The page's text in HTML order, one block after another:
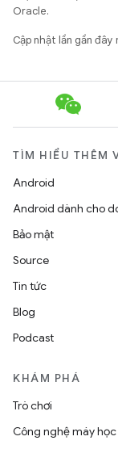
Oracle.
Cập nhật lần gần
TÌM HIỂU THÊM
Android
Android dành cho
Bảo mật
Source
Tin tức
Blog
Podcast
KHÁM PHÁ
Trò chơi
Công nghệ máy học